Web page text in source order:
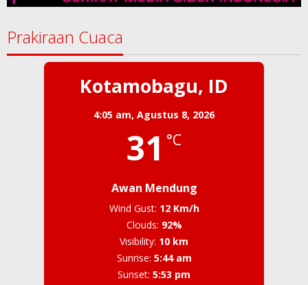
Prakiraan Cuaca
Kotamobagu, ID
4:05 am, Agustus 8, 2026
31 °C
Awan Mendung
Wind Gust: 12 Km/h
Clouds: 92%
Visibility: 10 km
Sunrise: 5:44 am
Sunset: 5:53 pm